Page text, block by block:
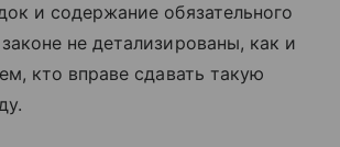
и содержание обязательного
не детализированы, как и
кто вправе сдавать такую